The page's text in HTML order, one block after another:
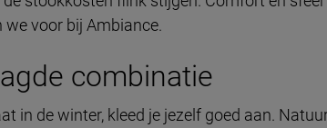
voor bij Ambiance.
combinatie
in de winter, kleed je jezelf goed aan.